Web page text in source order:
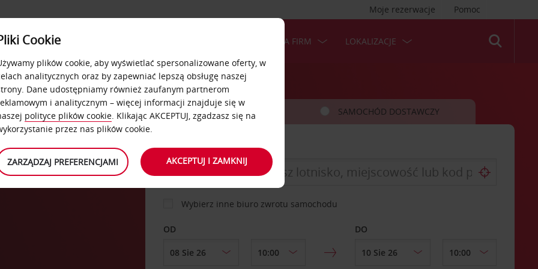
Pomoc
Moje rezerwacje
USŁUGI
OFERTA DLA FIRM LOKALIZACJE
SAMOCHÓD SAMOCHÓD DOSTAWCZY
MIEJSCE ODBIORU
Wybierz inne biuro zwrotu samochodu
OD DO
Cookie
plików cookie, aby wyświetlać spersonalizowane oferty, w
analitycznych oraz by zapewniać lepszą obsługę naszej
Dane udostępniamy również zaufanym partnerom
i analitycznym – więcej informacji znajduje się w
polityce plików cookie. Klikając AKCEPTUJ, zgadzasz się na
przez nas plików cookie.
ZARZĄDZAJ PREFERENCJAMI AKCEPTUJ I ZAMKNIJ